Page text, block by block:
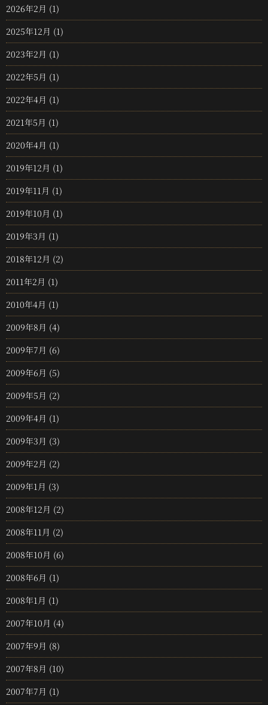
2026年2月 (1)
2025年12月 (1)
2023年2月 (1)
2022年5月 (1)
2022年4月 (1)
2021年5月 (1)
2020年4月 (1)
2019年12月 (1)
2019年11月 (1)
2019年10月 (1)
2019年3月 (1)
2018年12月 (2)
2011年2月 (1)
2010年4月 (1)
2009年8月 (4)
2009年7月 (6)
2009年6月 (5)
2009年5月 (2)
2009年4月 (1)
2009年3月 (3)
2009年2月 (2)
2009年1月 (3)
2008年12月 (2)
2008年11月 (2)
2008年10月 (6)
2008年6月 (1)
2008年1月 (1)
2007年10月 (4)
2007年9月 (8)
2007年8月 (10)
2007年7月 (1)